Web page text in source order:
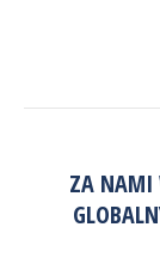
WPISÓW
ZA NAMI